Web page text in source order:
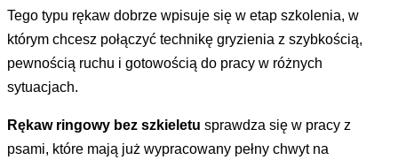
Tego typu rękaw dobrze wpisuje się w etap szkolenia, w
którym chcesz połączyć technikę gryzienia z szybkością,
pewnością ruchu i gotowością do pracy w różnych
sytuacjach.
Rękaw ringowy bez szkieletu sprawdza się w pracy z
psami, które mają już wypracowany pełny chwyt na